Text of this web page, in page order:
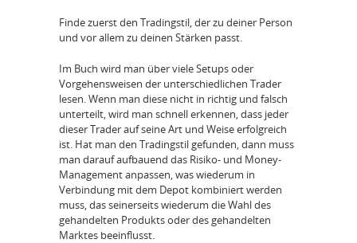
Finde zuerst den Tradingstil, der zu deiner Person
und vor allem zu deinen Stärken passt.
Im Buch wird man über viele Setups oder
Vorgehensweisen der unterschiedlichen Trader
lesen. Wenn man diese nicht in richtig und falsch
unterteilt, wird man schnell erkennen, dass jeder
dieser Trader auf seine Art und Weise erfolgreich
ist. Hat man den Tradingstil gefunden, dann muss
man darauf aufbauend das Risiko- und Money-
Management anpassen, was wiederum in
Verbindung mit dem Depot kombiniert werden
muss, das seinerseits wiederum die Wahl des
gehandelten Produkts oder des gehandelten
Marktes beeinflusst.